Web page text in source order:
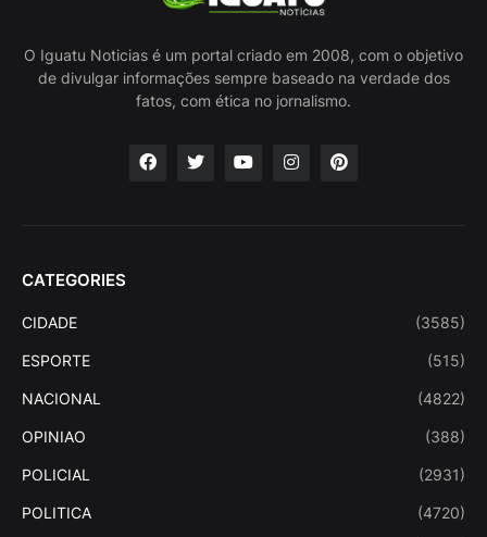
O Iguatu Noticias é um portal criado em 2008, com o objetivo
de divulgar informações sempre baseado na verdade dos
fatos, com ética no jornalismo.
CATEGORIES
CIDADE (3585)
ESPORTE (515)
NACIONAL (4822)
OPINIAO (388)
POLICIAL (2931)
POLITICA (4720)